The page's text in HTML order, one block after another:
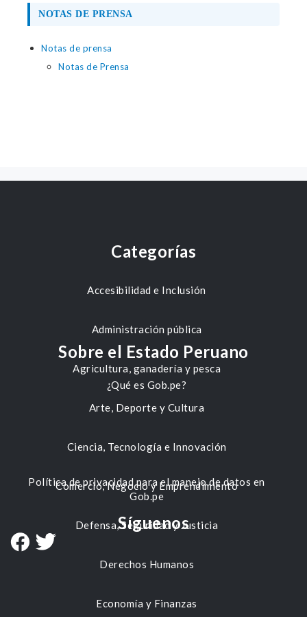
NOTAS DE PRENSA
Notas de prensa
Notas de Prensa
Categorías
Accesibilidad e Inclusión
Administración pública
Agricultura, ganadería y pesca
Arte, Deporte y Cultura
Ciencia, Tecnología e Innovación
Comercio, Negocio y Emprendimiento
Defensa, Seguridad y Justicia
Derechos Humanos
Economía y Finanzas
Sobre el Estado Peruano
¿Qué es Gob.pe?
Política de privacidad para el manejo de datos en
Gob.pe
Síguenos